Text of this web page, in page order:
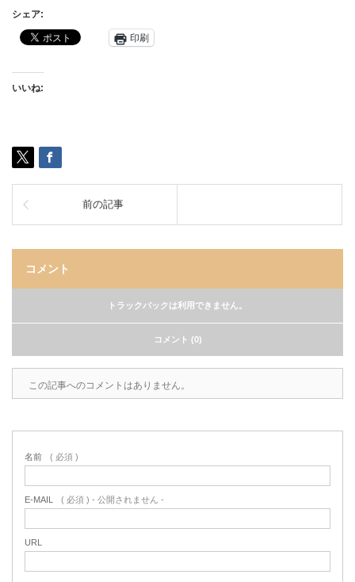
シェア:
印刷
いいね:
前の記事
コメント
トラックバックは利用できません。
コメント (0)
この記事へのコメントはありません。
名前 ( 必須 )
E-MAIL ( 必須 ) - 公開されません -
URL